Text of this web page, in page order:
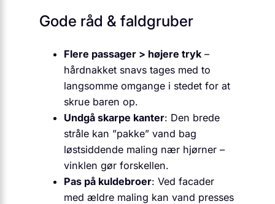
Gode råd & faldgruber
Flere passager > højere tryk –
hårdnakket snavs tages med to
langsomme omgange i stedet for at
skrue baren op.
Undgå skarpe kanter: Den brede
stråle kan ”pakke” vand bag
løstsiddende maling nær hjørner –
vinklen gør forskellen.
Pas på kuldebroer: Ved facader
med ældre maling kan vand presses